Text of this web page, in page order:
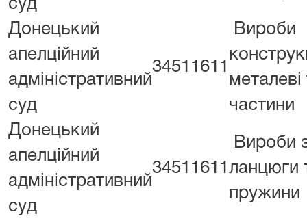
суд
Донецький
апелційний
адміністративний
суд
34511611
Вироби
металеві
частини
Донецький
апелційний
адміністративний
суд
34511611
Вироби
ланцюги
пружини